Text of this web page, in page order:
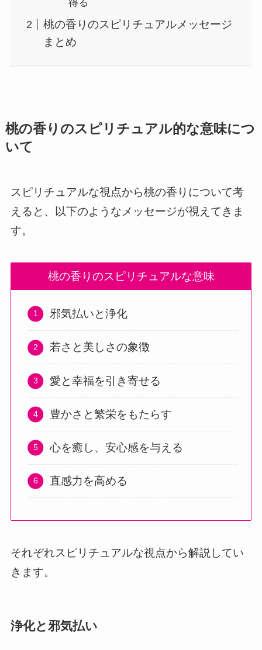
得る
桃の香りのスピリチュアルメッセージ
まとめ
桃の香りのスピリチュアル的な意味につ
いて
スピリチュアルな視点から桃の香りについて考
えると、以下のようなメッセージが視えてきま
す。
桃の香りのスピリチュアルな意味
邪気払いと浄化
若さと美しさの象徴
愛と幸福を引き寄せる
豊かさと繁栄をもたらす
心を癒し、安心感を与える
直感力を高める
それぞれスピリチュアルな視点から解説してい
きます。
浄化と邪気払い